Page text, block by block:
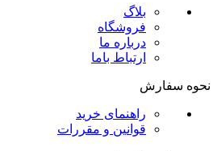
بلاگ
فروشگاه
درباره ما
ارتباط باما
نحوه سفارش
راهنمای خرید
قوانین و مقررات